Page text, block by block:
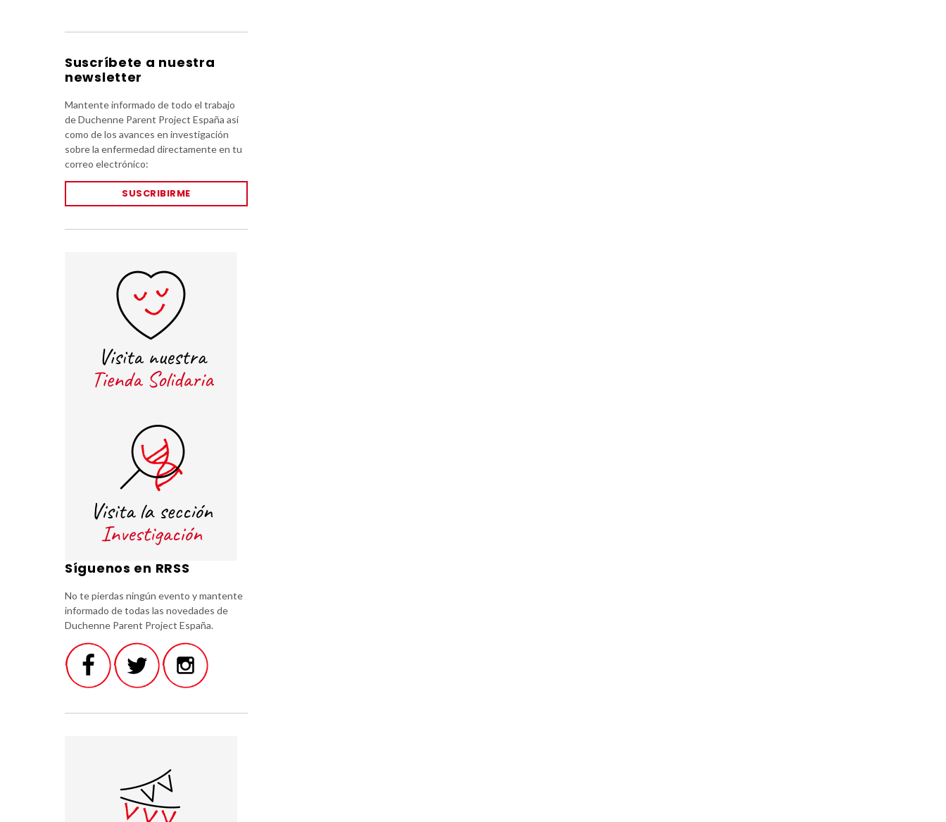
Suscríbete a nuestra
newsletter
Mantente informado de todo el trabajo
de Duchenne Parent Project España así
como de los avances en investigación
sobre la enfermedad directamente en tu
correo electrónico:
SUSCRIBIRME
Síguenos en RRSS
No te pierdas ningún evento y mantente
informado de todas las novedades de
Duchenne Parent Project España.